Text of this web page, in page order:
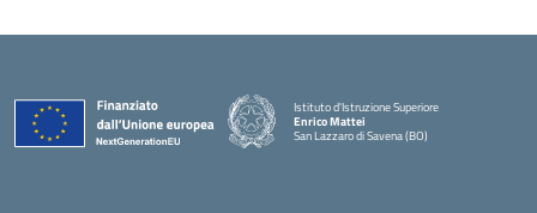
Istituto d'Istruzione Superiore
Enrico Mattei
San Lazzaro di Savena (BO)